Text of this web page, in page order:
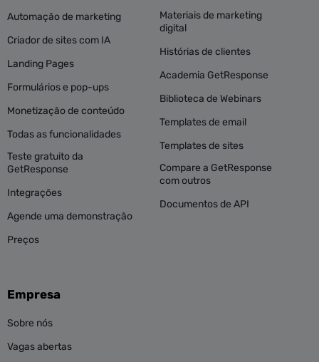
Automação de marketing
Criador de sites com IA
Landing Pages
Formulários e pop-ups
Monetização de conteúdo
Todas as funcionalidades
Teste gratuito da
GetResponse
Integrações
Agende uma demonstração
Preços
Materiais de marketing
digital
Histórias de clientes
Academia GetResponse
Biblioteca de Webinars
Templates de email
Templates de sites
Compare a GetResponse
com outros
Documentos de API
Empresa
Sobre nós
Vagas abertas